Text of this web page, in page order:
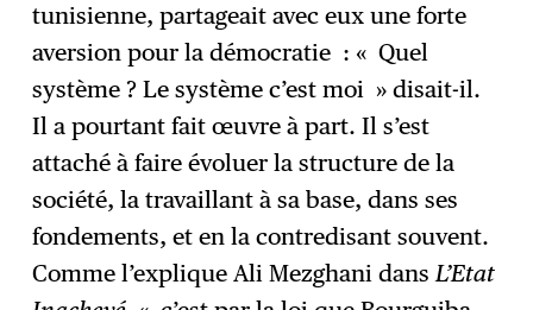
tunisienne, partageait avec eux une forte
aversion pour la démocratie : « Quel
système ? Le système c’est moi » disait-il.
Il a pourtant fait œuvre à part. Il s’est
attaché à faire évoluer la structure de la
société, la travaillant à sa base, dans ses
fondements, et en la contredisant souvent.
Comme l’explique Ali Mezghani dansL’Etat